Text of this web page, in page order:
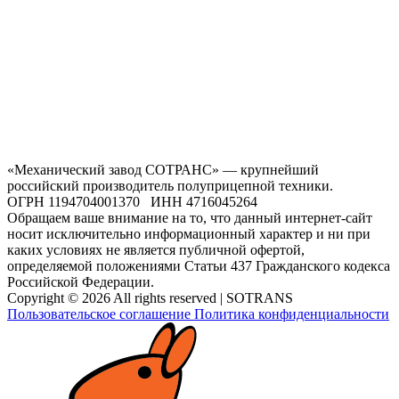
«Механический завод СОТРАНС» — крупнейший
российский производитель полуприцепной техники.
ОГРН 1194704001370 ИНН 4716045264
Обращаем ваше внимание на то, что данный интернет-сайт
носит исключительно информационный характер и ни при
каких условиях не является публичной офертой,
определяемой положениями Статьи 437 Гражданского кодекса
Российской Федерации.
Copyright © 2026 All rights reserved | SOTRANS
Пользовательское соглашение Политика конфиденциальности